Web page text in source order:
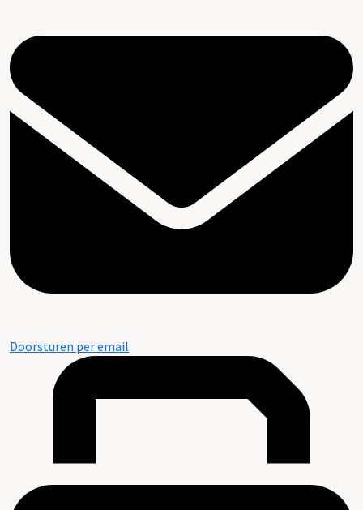
Doorsturen per email